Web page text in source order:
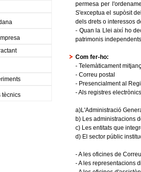
tècnics
permesa per
S'exceptua el supòsit
dels drets o interessos
- Quan la Llei així ho
patrimonis
Com fer-ho:
- Telemàticament
- Correu postal
- Presencialment al
- Als registres
a)L'Administració
b) Les administracions
c) Les entitats que
d) El sector públic
- A les oficines de
- A les representacions